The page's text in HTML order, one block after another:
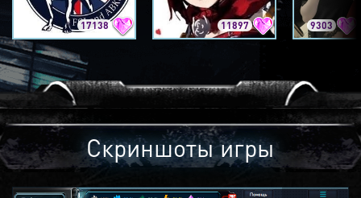
17138 11897 9303
Скриншоты игры